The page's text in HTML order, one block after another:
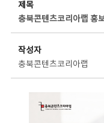
제목
충북콘텐츠코리아랩 홍
작성자
충북콘텐츠코리아랩